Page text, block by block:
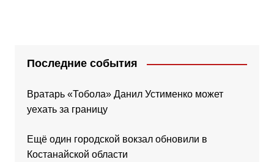
Последние события
Вратарь «Тобола» Данил Устименко может
уехать за границу
Ещё один городской вокзал обновили в
Костанайской области